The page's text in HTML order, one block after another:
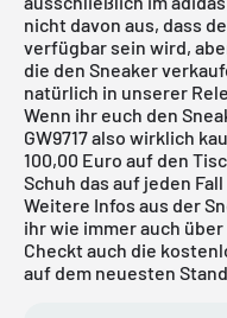
nicht davon aus, dass
verfügbar sein wird,
die den Sneaker
natürlich in unserer
Wenn ihr euch den
GW9717 also wirklich
100,00 Euro auf den
Schuh das auf jeden
Weitere Infos aus der
ihr wie immer auch
Checkt auch die
auf dem neuesten